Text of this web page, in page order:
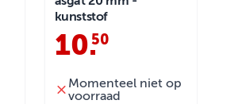
kunststof
10.
50
Momenteel niet op
voorraad